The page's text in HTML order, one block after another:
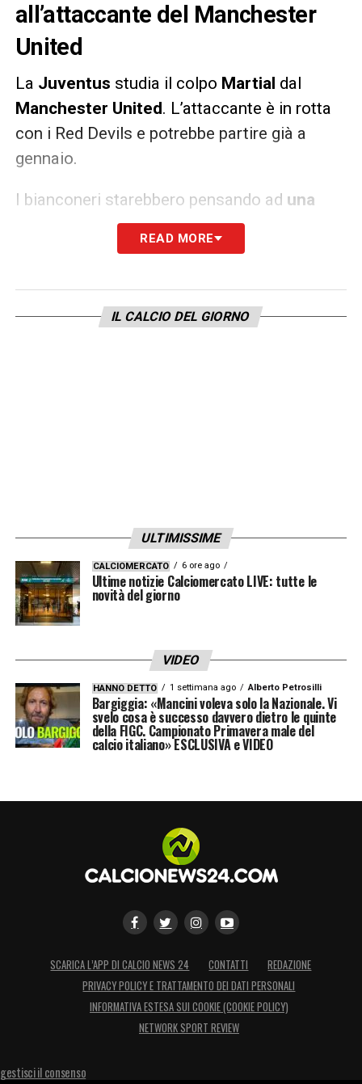
all’attaccante del Manchester
United
La Juventus studia il colpo Martial dal
Manchester United. L’attaccante è in rotta
con i Red Devils e potrebbe partire già a
gennaio.
I bianconeri starebbero pensando ad una
soluzione in prestito, ma l’attaccante
francese attualmente non sarebbe una prima
READ MORE
IL CALCIO DEL GIORNO
ULTIMISSIME
CALCIOMERCATO 6 ore ago
Ultime notizie Calciomercato LIVE: tutte le
novità del giorno
VIDEO
HANNO DETTO 1 settimana ago Alberto Petrosilli
Bargiggia: «Mancini voleva solo la Nazionale. Vi
svelo cosa è successo davvero dietro le quinte
della FIGC. Campionato Primavera male del
calcio italiano» ESCLUSIVA e VIDEO
SCARICA L’APP DI CALCIO NEWS 24 CONTATTI
REDAZIONE
PRIVACY POLICY E TRATTAMENTO DEI DATI PERSONALI
INFORMATIVA ESTESA SUI COOKIE (COOKIE POLICY)
NETWORK SPORT REVIEW
gestisci il consenso